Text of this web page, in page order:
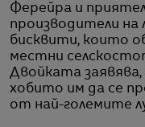
Ферейра и
производители на
бисквити, които
местни
Двойката заявява,
хобито им да се
от най-големите